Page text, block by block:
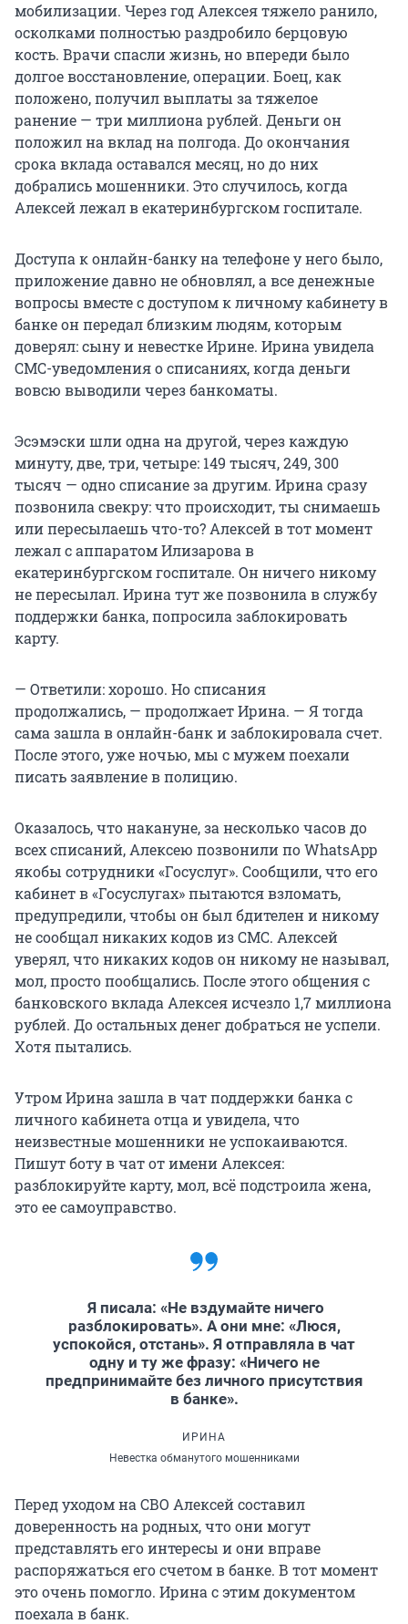
мобилизации. Через год Алексея тяжело ранило,
осколками полностью раздробило берцовую
кость. Врачи спасли жизнь, но впереди было
долгое восстановление, операции. Боец, как
положено, получил выплаты за тяжелое
ранение — три миллиона рублей. Деньги он
положил на вклад на полгода. До окончания
срока вклада оставался месяц, но до них
добрались мошенники. Это случилось, когда
Алексей лежал в екатеринбургском госпитале.
Доступа к онлайн-банку на телефоне у него было,
приложение давно не обновлял, а все денежные
вопросы вместе с доступом к личному кабинету в
банке он передал близким людям, которым
доверял: сыну и невестке Ирине. Ирина увидела
СМС-уведомления о списаниях, когда деньги
вовсю выводили через банкоматы.
Эсэмэски шли одна на другой, через каждую
минуту, две, три, четыре: 149 тысяч, 249, 300
тысяч — одно списание за другим. Ирина сразу
позвонила свекру: что происходит, ты снимаешь
или пересылаешь что-то? Алексей в тот момент
лежал с аппаратом Илизарова в
екатеринбургском госпитале. Он ничего никому
не пересылал. Ирина тут же позвонила в службу
поддержки банка, попросила заблокировать
карту.
— Ответили: хорошо. Но списания
продолжались, — продолжает Ирина. — Я тогда
сама зашла в онлайн-банк и заблокировала счет.
После этого, уже ночью, мы с мужем поехали
писать заявление в полицию.
Оказалось, что накануне, за несколько часов до
всех списаний, Алексею позвонили по WhatsApp
якобы сотрудники «Госуслуг». Сообщили, что его
кабинет в «Госуслугах» пытаются взломать,
предупредили, чтобы он был бдителен и никому
не сообщал никаких кодов из СМС. Алексей
уверял, что никаких кодов он никому не называл,
мол, просто пообщались. После этого общения с
банковского вклада Алексея исчезло 1,7 миллиона
рублей. До остальных денег добраться не успели.
Хотя пытались.
Утром Ирина зашла в чат поддержки банка с
личного кабинета отца и увидела, что
неизвестные мошенники не успокаиваются.
Пишут боту в чат от имени Алексея:
разблокируйте карту, мол, всё подстроила жена,
это ее самоуправство.
Я писала: «Не вздумайте ничего
разблокировать». А они мне: «Люся,
успокойся, отстань». Я отправляла в чат
одну и ту же фразу: «Ничего не
предпринимайте без личного присутствия
в банке».
ИРИНА
Невестка обманутого мошенниками
Перед уходом на СВО Алексей составил
доверенность на родных, что они могут
представлять его интересы и они вправе
распоряжаться его счетом в банке. В тот момент
это очень помогло. Ирина с этим документом
поехала в банк.